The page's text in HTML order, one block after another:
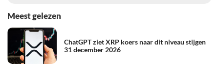
Meest gelezen
ChatGPT ziet XRP koers naar dit niveau stijgen
31 december 2026